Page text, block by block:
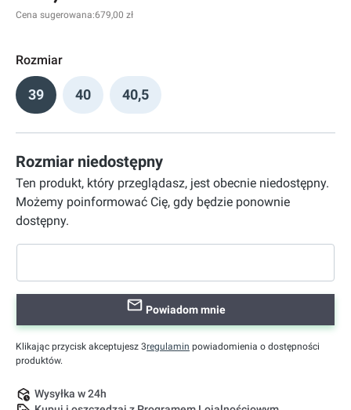
Cena sugerowana:679,00 zł
Rozmiar
39 40 40,5
Rozmiar niedostępny
Ten produkt, który przeglądasz, jest obecnie niedostępny.
Możemy poinformować Cię, gdy będzie ponownie
dostępny.
Powiadom mnie
Klikając przycisk akceptujesz 3regulamin powiadomienia o dostępności
produktów.
Wysyłka w 24h